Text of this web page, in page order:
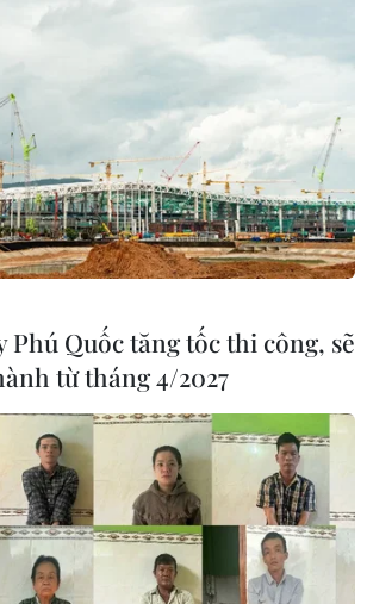
Việt Nam huy động thành
từ các 'ông lớn'
quản trị trải nghiệm khách hàng
tuệ nhân tạo của Việt Nam vừa huy
1 triệu USD từ các quỹ đầu tư uy tín
Phú Quốc tăng tốc thi công, sẽ
từ tháng 4/2027